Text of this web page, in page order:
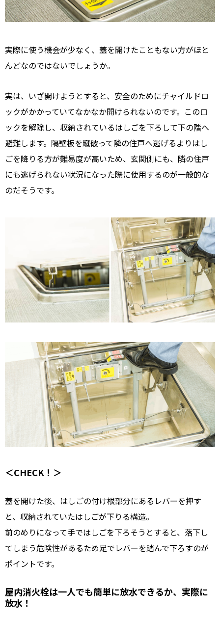
実際に使う機会が少なく、蓋を開けたこともない方がほと
んどなのではないでしょうか。
実は、いざ開けようとすると、安全のためにチャイルドロ
ックがかかっていてなかなか開けられないのです。このロ
ックを解除し、収納されているはしごを下ろして下の階へ
避難します。隔壁板を蹴破って隣の住戸へ逃げるよりはし
ごを降りる方が難易度が高いため、玄関側にも、隣の住戸
にも逃げられない状況になった際に使用するのが一般的な
のだそうです。
＜CHECK！＞
蓋を開けた後、はしごの付け根部分にあるレバーを押す
と、収納されていたはしごが下りる構造。
前のめりになって手ではしごを下ろそうとすると、落下し
てしまう危険性があるため足でレバーを踏んで下ろすのが
ポイントです。
屋内消火栓は一人でも簡単に放水できるか、実際に
放水！